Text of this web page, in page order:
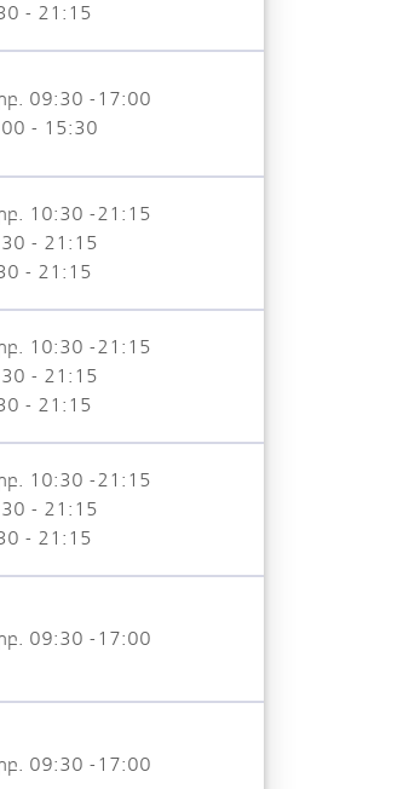
- 21:15
09:30 -17:00
- 15:30
10:30 -21:15
- 21:15
- 21:15
10:30 -21:15
- 21:15
- 21:15
10:30 -21:15
- 21:15
- 21:15
09:30 -17:00
09:30 -17:00